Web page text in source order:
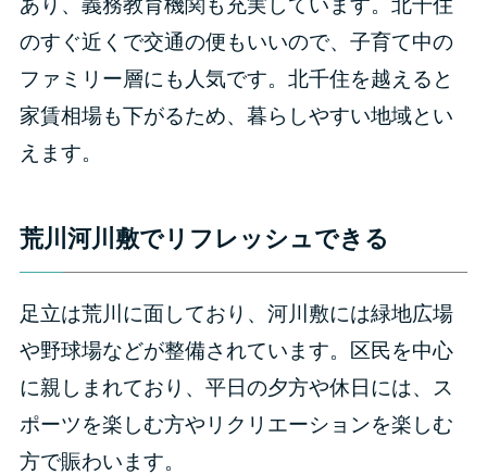
あり、義務教育機関も充実しています。北千住
のすぐ近くで交通の便もいいので、子育て中の
ファミリー層にも人気です。北千住を越えると
家賃相場も下がるため、暮らしやすい地域とい
えます。
荒川河川敷でリフレッシュできる
足立は荒川に面しており、河川敷には緑地広場
や野球場などが整備されています。区民を中心
に親しまれており、平日の夕方や休日には、ス
ポーツを楽しむ方やリクリエーションを楽しむ
方で賑わいます。